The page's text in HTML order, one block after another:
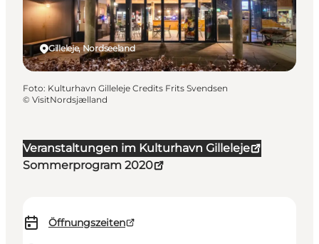
Veranstaltungen im Kulturhavn Gilleleje
Sommerprogram 2020
Öffnungszeiten
Gilleleje, Nordseeland
Foto: Kulturhavn Gilleleje Credits Frits Svendsen
© VisitNordsjælland